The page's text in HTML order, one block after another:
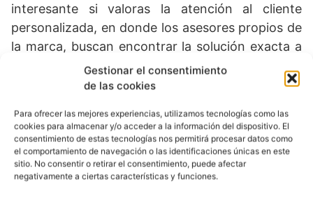
Gestionar el consentimiento
de las cookies
Para ofrecer las mejores experiencias, utilizamos tecnologías como las
cookies para almacenar y/o acceder a la información del dispositivo. El
consentimiento de estas tecnologías nos permitirá procesar datos como
el comportamiento de navegación o las identificaciones únicas en este
sitio. No consentir o retirar el consentimiento, puede afectar
negativamente a ciertas características y funciones.
interesante si valoras la atención al cliente
personalizada, en donde los asesores propios de
la marca, buscan encontrar la solución exacta a
tus necesidades y también lograr que
experimentes una compra más tradicional.